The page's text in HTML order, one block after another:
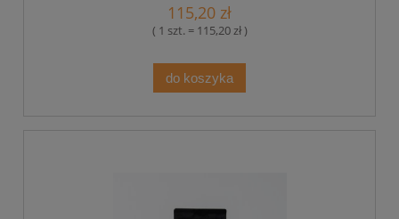
115,20 zł
( 1 szt. = 115,20 zł )
do koszyka